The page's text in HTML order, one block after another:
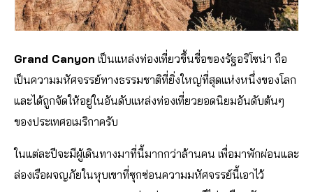
Grand Canyon เป็นแหล่งท่องเที่ยวขึ้นชื่อของรัฐอริโซน่า ถือ
เป็นความมหัศจรรย์ทางธรรมชาติที่ยิ่งใหญ่ที่สุดแห่งหนึ่งของโลก
และได้ถูกจัดให้อยู่ในอันดับแหล่งท่องเที่ยวยอดนิยมอันดับต้นๆ
ของประเทศอเมริกาครับ
ในแต่ละปีจะมีผู้เดินทางมาที่นี้มากกว่าล้านคน เพื่อมาพักผ่อนและ
ล่องเรือผจญภัยในหุบเขาที่ซุกซ่อนความมหัศจรรย์นี้เอาไว้